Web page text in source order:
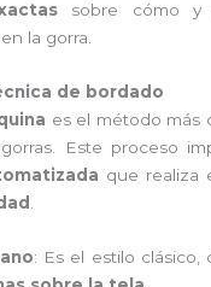
sobre cómo y
la gorra.
de bordado
es el método más
Este proceso
que realiza
: Es el estilo clásico,